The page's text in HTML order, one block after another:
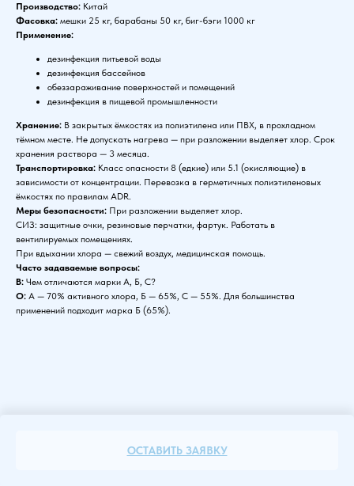
ОСТАВИТЬ ЗАЯВКУ
Производство: Китай
Фасовка: мешки 25 кг, барабаны 50 кг, биг-бэги 1000 кг
Применение:
дезинфекция питьевой воды
дезинфекция бассейнов
обеззараживание поверхностей и помещений
дезинфекция в пищевой промышленности
Хранение: В закрытых ёмкостях из полиэтилена или ПВХ, в прохладном
тёмном месте. Не допускать нагрева — при разложении выделяет хлор. Срок
хранения раствора — 3 месяца.
Транспортировка: Класс опасности 8 (едкие) или 5.1 (окисляющие) в
зависимости от концентрации. Перевозка в герметичных полиэтиленовых
ёмкостях по правилам ADR.
Меры безопасности: При разложении выделяет хлор.
СИЗ: защитные очки, резиновые перчатки, фартук. Работать в
вентилируемых помещениях.
При вдыхании хлора — свежий воздух, медицинская помощь.
Часто задаваемые вопросы:
В: Чем отличаются марки А, Б, С?
О: А — 70% активного хлора, Б — 65%, С — 55%. Для большинства
применений подходит марка Б (65%).